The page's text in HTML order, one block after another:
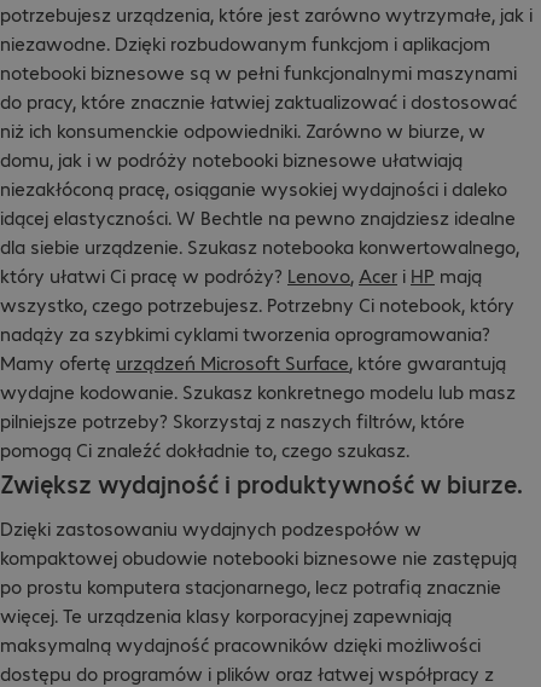
potrzebujesz urządzenia, które jest zarówno wytrzymałe, jak i
niezawodne. Dzięki rozbudowanym funkcjom i aplikacjom
notebooki biznesowe są w pełni funkcjonalnymi maszynami
do pracy, które znacznie łatwiej zaktualizować i dostosować
niż ich konsumenckie odpowiedniki. Zarówno w biurze, w
domu, jak i w podróży notebooki biznesowe ułatwiają
niezakłóconą pracę, osiąganie wysokiej wydajności i daleko
idącej elastyczności. W Bechtle na pewno znajdziesz idealne
dla siebie urządzenie. Szukasz notebooka konwertowalnego,
który ułatwi Ci pracę w podróży? Lenovo, Acer i HP mają
wszystko, czego potrzebujesz. Potrzebny Ci notebook, który
nadąży za szybkimi cyklami tworzenia oprogramowania?
Mamy ofertę urządzeń Microsoft Surface, które gwarantują
wydajne kodowanie. Szukasz konkretnego modelu lub masz
pilniejsze potrzeby? Skorzystaj z naszych filtrów, które
pomogą Ci znaleźć dokładnie to, czego szukasz.
Zwiększ wydajność i produktywność w biurze.
Dzięki zastosowaniu wydajnych podzespołów w
kompaktowej obudowie notebooki biznesowe nie zastępują
po prostu komputera stacjonarnego, lecz potrafią znacznie
więcej. Te urządzenia klasy korporacyjnej zapewniają
maksymalną wydajność pracowników dzięki możliwości
dostępu do programów i plików oraz łatwej współpracy z